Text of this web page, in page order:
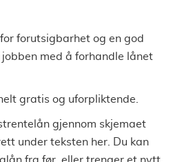
forutsigbarhet og en god
med å forhandle lånet
gratis og uforpliktende.
gjennom skjemaet
under teksten her. Du kan